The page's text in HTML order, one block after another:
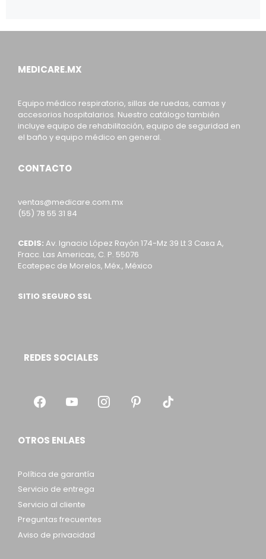
MEDICARE.MX
Equipo médico respiratorio, sillas de ruedas, camas y
accesorios hospitalarios. Nuestro catálogo también
incluye equipo de rehabilitación, equipo de seguridad en
el baño y equipo médico en general.
CONTACTO
ventas@medicare.com.mx
(55) 78 55 31 84
CEDIS: Av. Ignacio López Rayón 174-Mz 39 Lt 3 Casa A,
Fracc. Las Americas, C. P. 55076
Ecatepec de Morelos, Méx., México
SITIO SEGURO SSL
REDES SOCIALES
OTROS ENLAES
Política de garantía
Servicio de entrega
Servicio al cliente
Preguntas frecuentes
Aviso de privacidad